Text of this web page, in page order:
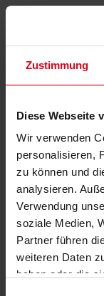
Zustimmung
Diese Webseite
Wir verwenden
personalisieren,
zu können und
analysieren.
Verwendung
soziale Medien,
Partner führen
weiteren Daten
haben oder die